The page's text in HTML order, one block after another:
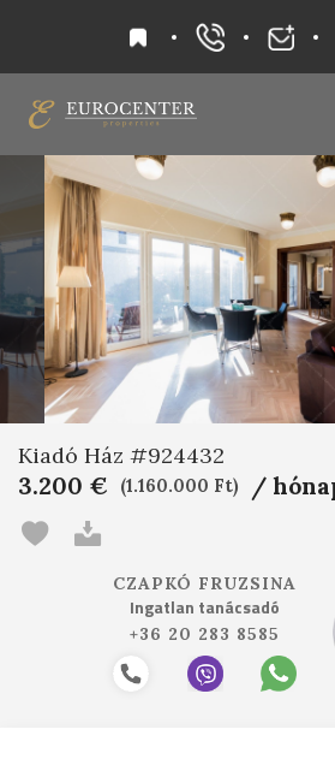
Kiadó Ház #924432
3.200 € (1.160.000 Ft) /
CZAPKÓ FRUZSINA
Ingatlan tanácsadó
+36 20 283 8585